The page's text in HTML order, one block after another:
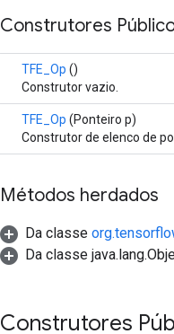
Construtores
TFE_Op ()
Construtor vazio.
TFE_Op (Ponteiro p)
Construtor de elenco de
Métodos herdados
Da classe
Da classe
Construtores